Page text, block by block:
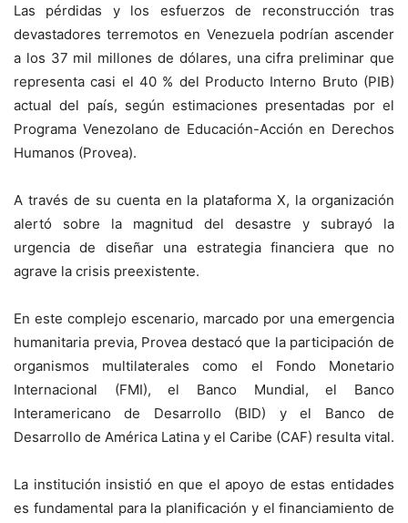
Las pérdidas y los esfuerzos de reconstrucción tras
devastadores terremotos en Venezuela podrían ascender
a los 37 mil millones de dólares, una cifra preliminar que
representa casi el 40 % del Producto Interno Bruto (PIB)
actual del país, según estimaciones presentadas por el
Programa Venezolano de Educación-Acción en Derechos
Humanos (Provea).
A través de su cuenta en la plataforma X, la organización
alertó sobre la magnitud del desastre y subrayó la
urgencia de diseñar una estrategia financiera que no
agrave la crisis preexistente.
En este complejo escenario, marcado por una emergencia
humanitaria previa, Provea destacó que la participación de
organismos multilaterales como el Fondo Monetario
Internacional (FMI), el Banco Mundial, el Banco
Interamericano de Desarrollo (BID) y el Banco de
Desarrollo de América Latina y el Caribe (CAF) resulta vital.
La institución insistió en que el apoyo de estas entidades
es fundamental para la planificación y el financiamiento de